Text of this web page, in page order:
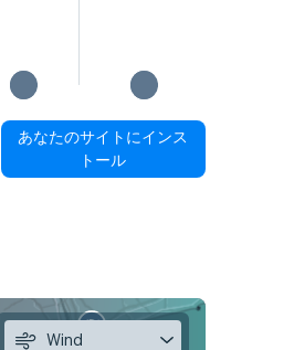
あなたのサイトにインス
トール
Wind